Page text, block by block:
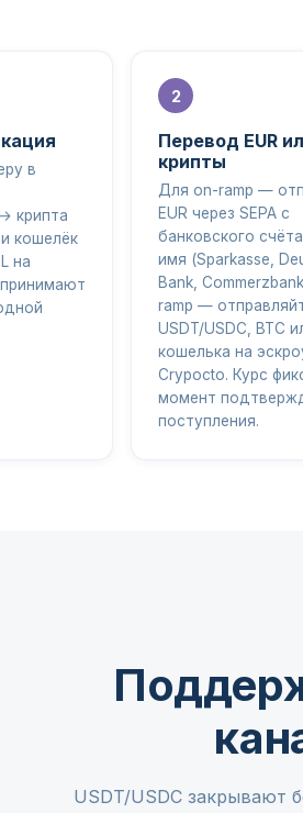
в
крипта
кошелёк
на
Перевод EUR
крипты
Для on-ramp —
EUR через SEPA с
банковского
имя (Sparkasse,
Bank,
ramp —
USDT/USDC, BTC
кошелька на
Crypocto. Курс
момент
поступления.
USDT/USDC закрывают